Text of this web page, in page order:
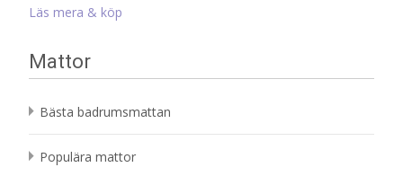
Läs mera & köp
Mattor
Bästa badrumsmattan
Populära mattor